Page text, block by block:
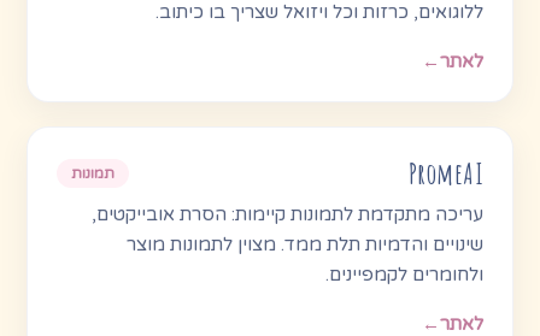
ללוגואים, כרזות וכל ויזואל שצריך בו כיתוב.
לאתר←
PromeAI תמונות
עריכה מתקדמת לתמונות קיימות: הסרת אובייקטים,
שינויים והדמיות תלת ממד. מצוין לתמונות מוצר
ולחומרים לקמפיינים.
לאתר←